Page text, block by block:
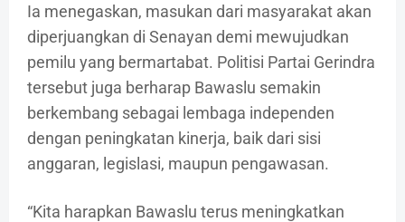
Ia menegaskan, masukan dari masyarakat akan
diperjuangkan di Senayan demi mewujudkan
pemilu yang bermartabat. Politisi Partai Gerindra
tersebut juga berharap Bawaslu semakin
berkembang sebagai lembaga independen
dengan peningkatan kinerja, baik dari sisi
anggaran, legislasi, maupun pengawasan.
“Kita harapkan Bawaslu terus meningkatkan